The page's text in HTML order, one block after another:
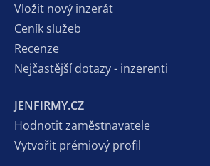
Vložit nový inzerát
Ceník služeb
Recenze
Nejčastější dotazy - inzerenti
JENFIRMY.CZ
Hodnotit zaměstnavatele
Vytvořit prémiový profil